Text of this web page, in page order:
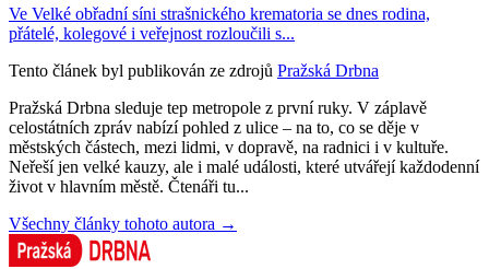
Ve Velké obřadní síni strašnického krematoria se dnes rodina,
přátelé, kolegové i veřejnost rozloučili s...
Tento článek byl publikován ze zdrojů Pražská Drbna
Pražská Drbna sleduje tep metropole z první ruky. V záplavě
celostátních zpráv nabízí pohled z ulice – na to, co se děje v
městských částech, mezi lidmi, v dopravě, na radnici i v kultuře.
Neřeší jen velké kauzy, ale i malé události, které utvářejí každodenní
život v hlavním městě. Čtenáři tu...
Všechny články tohoto autora →